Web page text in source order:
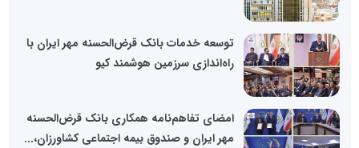
توسعه خدمات بانک قرض‌الحسنه مهر ایران با
راه‌اندازی سرزمین هوشمند کیو
امضای تفاهم‌نامه همکاری بانک قرض‌الحسنه
مهر ایران و صندوق بیمه اجتماعی کشاورزان،...